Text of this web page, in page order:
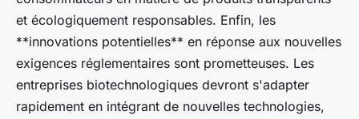
et écologiquement responsables. Enfin, les
**innovations potentielles** en réponse aux nouvelles
exigences réglementaires sont prometteuses. Les
entreprises biotechnologiques devront s'adapter
rapidement en intégrant de nouvelles technologies,